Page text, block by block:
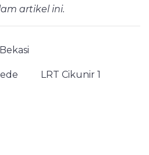
artikel ini.
LRT Cikunir 1